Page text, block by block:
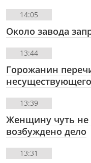
14:05
Около завода
13:44
Горожанин
13:39
Женщину чуть не
возбуждено дело
13:31